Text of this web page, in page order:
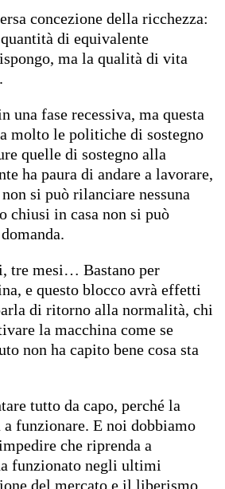
concezione della ricchezza:
di equivalente
ma la qualità di vita
una fase recessiva, ma questa
molto le politiche di sostegno
quelle di sostegno alla
ha paura di andare a lavorare,
si può rilanciare nessuna
chiusi in casa non si può
tre mesi… Bastano per
e questo blocco avrà effetti
di ritorno alla normalità, chi
la macchina come se
non ha capito bene cosa sta
tutto da capo, perché la
funzionare. E noi dobbiamo
che riprenda a
funzionato negli ultimi
del mercato e il liberismo